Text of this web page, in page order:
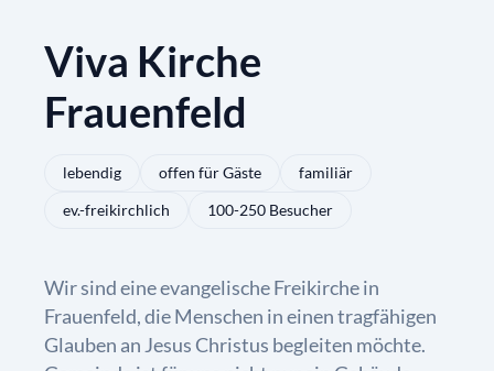
Viva Kirche
Frauenfeld
lebendig offen für Gäste
familiär
ev.-freikirchlich
100-250 Besucher
Wir sind eine evangelische Freikirche in
Frauenfeld, die Menschen in einen tragfähigen
Glauben an Jesus Christus begleiten möchte.